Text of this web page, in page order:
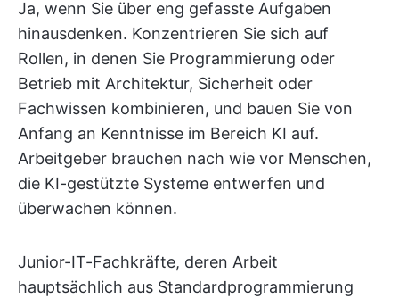
Ja, wenn Sie über eng gefasste Aufgaben
hinausdenken. Konzentrieren Sie sich auf
Rollen, in denen Sie Programmierung oder
Betrieb mit Architektur, Sicherheit oder
Fachwissen kombinieren, und bauen Sie von
Anfang an Kenntnisse im Bereich KI auf.
Arbeitgeber brauchen nach wie vor Menschen,
die KI-gestützte Systeme entwerfen und
überwachen können.
Junior-IT-Fachkräfte, deren Arbeit
hauptsächlich aus Standardprogrammierung